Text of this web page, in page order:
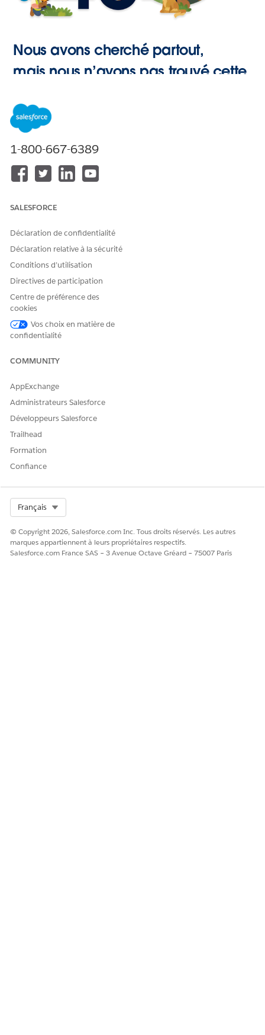
Nous avons cherché partout,
mais nous n’avons pas trouvé cette
1-800-667-6389
SALESFORCE
Déclaration de confidentialité
Déclaration relative à la sécurité
Conditions d’utilisation
Directives de participation
Centre de préférence des
cookies
Vos choix en matière de
confidentialité
COMMUNITY
AppExchange
Administrateurs Salesforce
Développeurs Salesforce
Trailhead
Formation
Confiance
Français
© Copyright 2026, Salesforce.com Inc. Tous droits réservés. Les autres
marques appartiennent à leurs propriétaires respectifs.
Salesforce.com France SAS – 3 Avenue Octave Gréard – 75007 Paris